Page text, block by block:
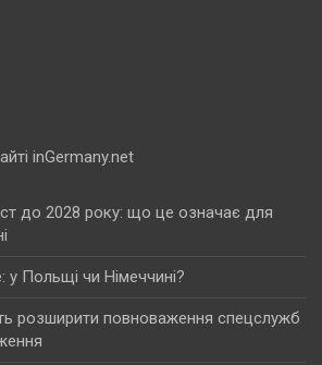
inGermany.net
до 2028 року: що це означає для
Польщі чи Німеччині?
розширити повноваження спецслужб